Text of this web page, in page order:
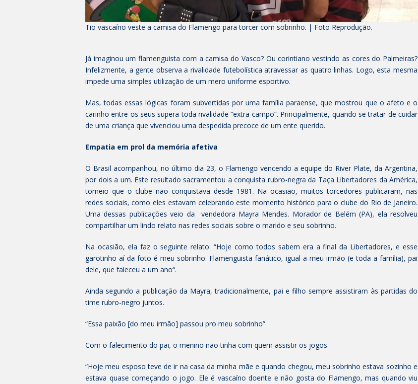
Tio vascaíno veste a camisa do Flamengo para torcer com sobrinho. | Foto Reprodução.
Já imaginou um flamenguista com a camisa do Vasco? Ou corintiano vestindo as cores do Palmeiras?
Infelizmente, a gente observa a rivalidade futebolística atravessar as quatro linhas. Logo, esta mesma
impede uma simples utilização de um mero uniforme esportivo.
Mas, todas essas lógicas foram subvertidas por uma família paraense, que mostrou que o afeto e o
carinho entre os seus supera toda rivalidade “extra-campo”. Principalmente, quando se tratar de cuidar
de uma criança que vivenciou uma despedida precoce de um ente querido.
Empatia em prol da memória afetiva
O Brasil acompanhou, no último dia 23, o Flamengo vencendo a equipe do River Plate, da Argentina,
por dois a um. Este resultado sacramentou a conquista rubro-negra da Taça Libertadores da América,
torneio que o clube não conquistava desde 1981. Na ocasião, muitos torcedores publicaram, nas
redes sociais, como eles estavam celebrando este momento histórico para o clube do Rio de Janeiro.
Uma dessas publicações veio da vendedora Mayra Mendes. Morador de Belém (PA), ela resolveu
compartilhar um lindo relato nas redes sociais sobre o marido e seu sobrinho.
Na ocasião, ela faz o seguinte relato: “Hoje como todos sabem era a final da Libertadores, e esse
garotinho aí da foto é meu sobrinho. Flamenguista fanático, igual a meu irmão (e toda a família), pai
dele, que faleceu a um ano“.
Ainda segundo a publicação da Mayra, tradicionalmente, pai e filho sempre assistiram às partidas do
time rubro-negro juntos.
“Essa paixão [do meu irmão] passou pro meu sobrinho”
Com o falecimento do pai, o menino não tinha com quem assistir os jogos.
“Hoje meu esposo teve de ir na casa da minha mãe e quando chegou, meu sobrinho estava sozinho e
estava quase começando o jogo. Ele é vascaíno doente e não gosta do Flamengo, mas quando viu